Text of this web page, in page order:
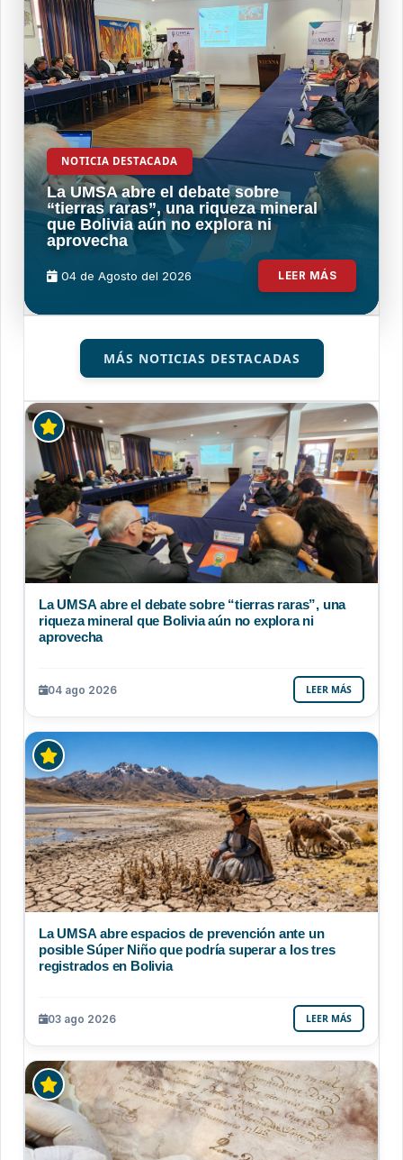
NOTICIA DESTACADA
La UMSA abre el debate sobre
“tierras raras”, una riqueza mineral
que Bolivia aún no explora ni
aprovecha
04 de Agosto del 2026 LEER MÁS
MÁS NOTICIAS DESTACADAS
La UMSA abre el debate sobre “tierras raras”, una
riqueza mineral que Bolivia aún no explora ni
aprovecha
04 ago 2026 LEER MÁS
La UMSA abre espacios de prevención ante un
posible Súper Niño que podría superar a los tres
registrados en Bolivia
03 ago 2026 LEER MÁS